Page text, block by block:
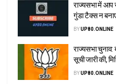
राज्यसभा में आप
गुंडा टैक्स न
BYUP80.ONLINE
राज्यसभा चुनाव:
सूची जारी की,
BYUP80.ONLINE